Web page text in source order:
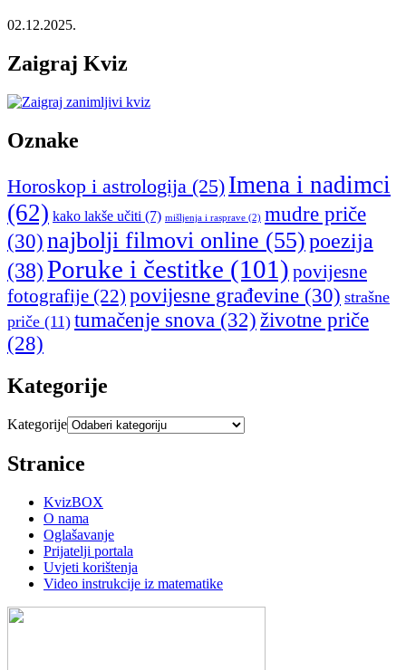
02.12.2025.
Zaigraj Kviz
Oznake
Horoskop i astrologija (25) Imena i nadimci
(62) kako lakše učiti (7) mišljenja i rasprave (2) mudre priče
(30) najbolji filmovi online (55)poezija
(38)Poruke i čestitke (101) povijesne
fotografije (22) povijesne građevine (30) strašne
priče (11) tumačenje snova (32) životne priče
(28)
Kategorije
Kategorije
Stranice
KvizBOX
O nama
Oglašavanje
Prijatelji portala
Uvjeti korištenja
Video instrukcije iz matematike